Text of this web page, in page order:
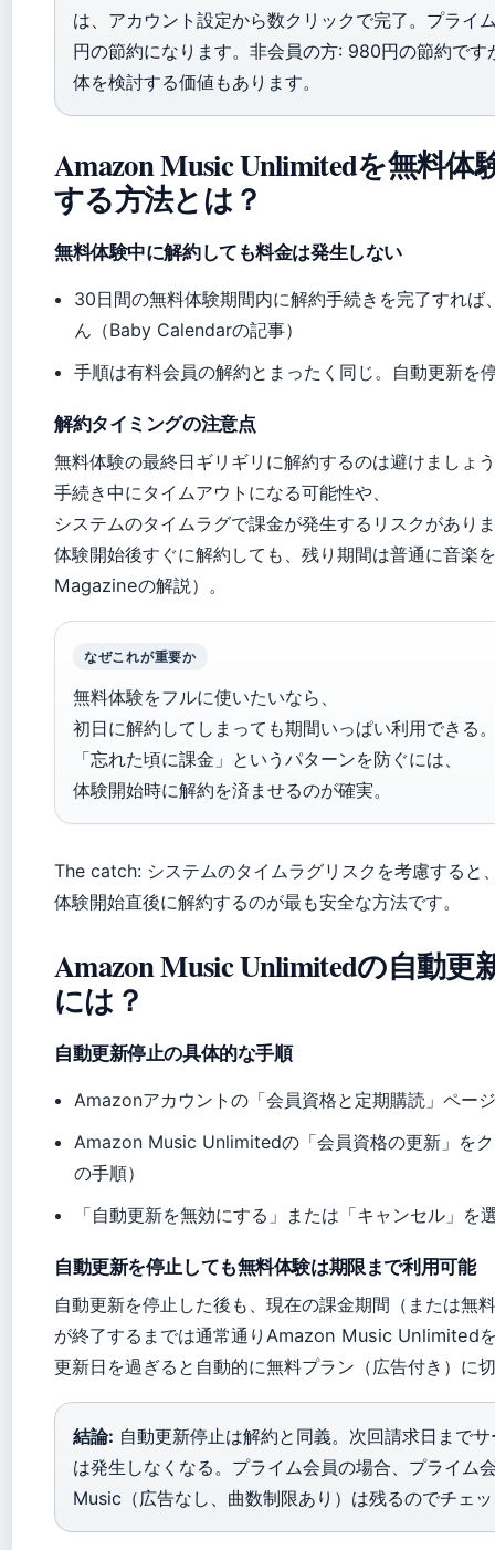
は、アカウント設定から数クリックで完了。プライ
円の節約になります。非会員の方: 980円の節約です
体を検討する価値もあります。
Amazon Music Unlimitedを無料体
する方法とは？
無料体験中に解約しても料金は発生しない
30日間の無料体験期間内に解約手続きを完了すれば
ん（Baby Calendarの記事）
手順は有料会員の解約とまったく同じ。自動更新を
解約タイミングの注意点
無料体験の最終日ギリギリに解約するのは避けましょ
手続き中にタイムアウトになる可能性や、
システムのタイムラグで課金が発生するリスクがあり
体験開始後すぐに解約しても、残り期間は普通に音楽
Magazineの解説）。
なぜこれが重要か
無料体験をフルに使いたいなら、
初日に解約してしまっても期間いっぱい利用できる
「忘れた頃に課金」というパターンを防ぐには、
体験開始時に解約を済ませるのが確実。
The catch: システムのタイムラグリスクを考慮すると
体験開始直後に解約するのが最も安全な方法です。
Amazon Music Unlimitedの自動更
には？
自動更新停止の具体的な手順
Amazonアカウントの「会員資格と定期購読」ペー
Amazon Music Unlimitedの「会員資格の更新」を
の手順）
「自動更新を無効にする」または「キャンセル」を
自動更新を停止しても無料体験は期限まで利用可能
自動更新を停止した後も、現在の課金期間（または無
が終了するまでは通常通りAmazon Music Unlimited
更新日を過ぎると自動的に無料プラン（広告付き）に
結論: 自動更新停止は解約と同義。次回請求日まで
は発生しなくなる。プライム会員の場合、プライム
Music（広告なし、曲数制限あり）は残るのでチェ